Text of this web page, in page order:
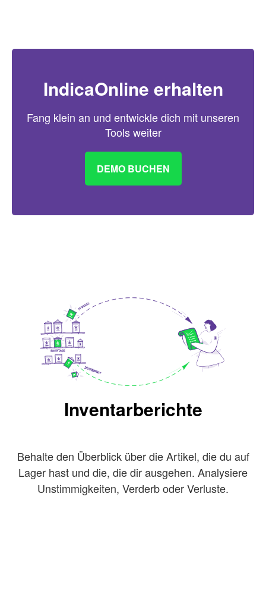
IndicaOnline erhalten
Fang klein an und entwickle dich mit unseren
Tools weiter
DEMO BUCHEN
Inventarberichte
Behalte den Überblick über die Artikel, die du auf
Lager hast und die, die dir ausgehen. Analysiere
Unstimmigkeiten, Verderb oder Verluste.